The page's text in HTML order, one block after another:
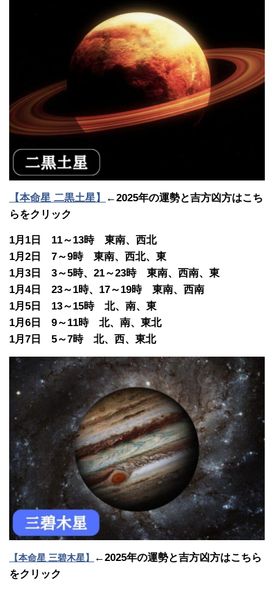
【本命星 二黒土星】
←2025年の運勢と吉方凶方はこち
らをクリック
1月1日 11～13時 東南、西北
1月2日 7～9時 東南、西北、東
1月3日 3～5時、21～23時 東南、西南、東
1月4日 23～1時、17～19時 東南、西南
1月5日 13～15時 北、南、東
1月6日 9～11時 北、南、東北
1月7日 5～7時 北、西、東北
【本命星 三碧木星】
←2025年の運勢と吉方凶方はこちら
をクリック